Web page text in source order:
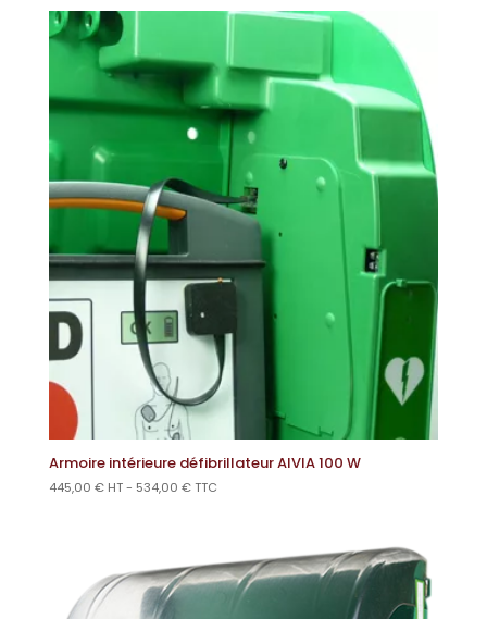
Armoire intérieure défibrillateur AIVIA 100 W
445,00 € HT - 534,00 €TTC